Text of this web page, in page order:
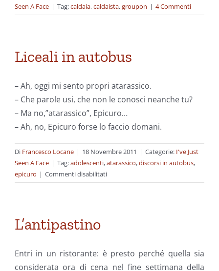
Seen A Face | Tag:caldaia,caldaista,groupon | 4 Commenti
Liceali in autobus
– Ah, oggi mi sento propri atarassico.
– Che parole usi, che non le conosci neanche tu?
– Ma no,”atarassico”, Epicuro…
– Ah, no, Epicuro forse lo faccio domani.
Di Francesco Locane | 18 Novembre 2011 | Categorie: I've Just
Seen A Face | Tag:adolescenti,atarassico,discorsi in autobus,
epicuro | Commenti disabilitatisu
Liceali
L’antipastino
Entri in un ristorante: è presto perché quella sia
considerata ora di cena nel fine settimana della